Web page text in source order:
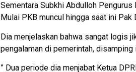
Sementara Subkhi Abdulloh
Mulai PKB muncul hingga saat ini Pak
Dia menjelaskan bahwa sangat logis
pengalaman di pemerintah,
” Dua periode dia menjabat Ketua